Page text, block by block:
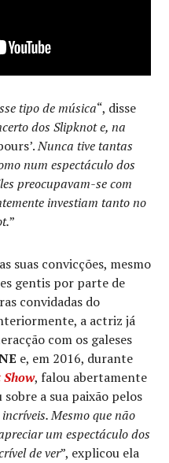
tipo de música“, disse
dos Slipknot e, na
Nunca tive tantas
num espectáculo dos
preocupavam-se com
investiam tanto no
”
suas convicções, mesmo
gentis por parte de
convidadas do
a actriz já
com os galeses
e, em 2016, durante
, falou abertamente
sobre a sua paixão pelos
Mesmo que não
um espectáculo dos
de ver”, explicou ela